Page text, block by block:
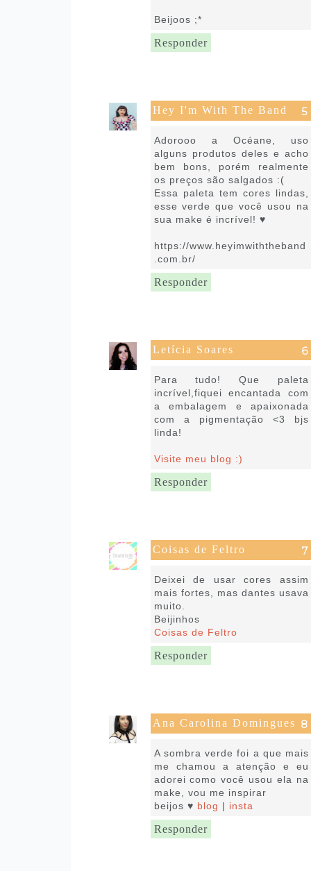
Beijoos ;*
Responder
Hey I'm With The Band
Adorooo a Océane, uso
alguns produtos deles e acho
bem bons, porém realmente
os preços são salgados :(
Essa paleta tem cores lindas,
esse verde que você usou na
sua make é incrível! ♥
https://www.heyimwiththeband
.com.br/
Responder
Letícia Soares
Para tudo! Que paleta
incrível,fiquei encantada com
a embalagem e apaixonada
com a pigmentação <3 bjs
linda!
Visite meu blog :)
Responder
Coisas de Feltro
Deixei de usar cores assim
mais fortes, mas dantes usava
muito.
Beijinhos
Coisas de Feltro
Responder
Ana Carolina Domingues
A sombra verde foi a que mais
me chamou a atenção e eu
adorei como você usou ela na
make, vou me inspirar
beijos ♥ blog | insta
Responder